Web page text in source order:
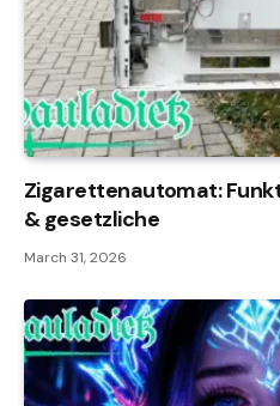
Zigarettenautomat:
& gesetzliche
March 31, 2026